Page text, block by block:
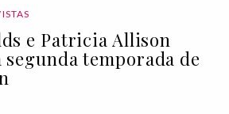
e Patricia Allison
temporada de